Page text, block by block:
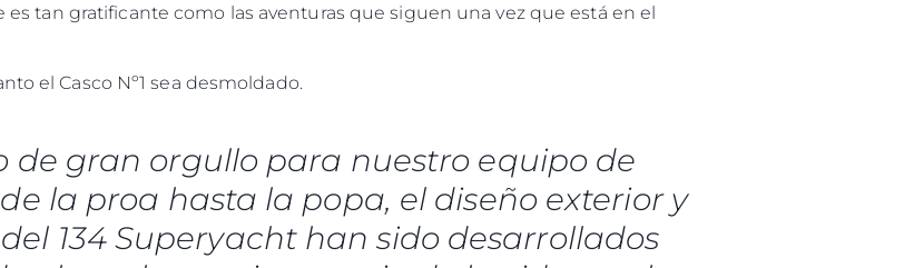
tan gratificante como las aventuras que siguen una vez que está en el
el Casco Nº1 sea desmoldado.
de gran orgullo para nuestro equipo de
la proa hasta la popa, el diseño exterior y
134 Superyacht han sido desarrollados